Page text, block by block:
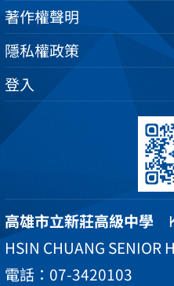
著作權聲明
隱私權政策
登入
高雄市立新莊高級中學
HSIN CHUANG SENIOR
電話：07-3420103